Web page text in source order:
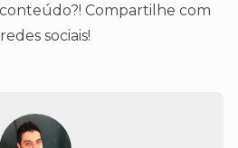
Compartilhe com
sociais!